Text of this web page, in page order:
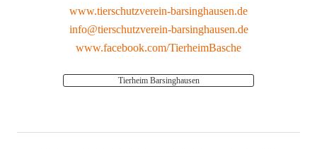
www.tierschutzverein-barsinghausen.de
info@tierschutzverein-barsinghausen.de
www.facebook.com/TierheimBasche
Tierheim Barsinghausen